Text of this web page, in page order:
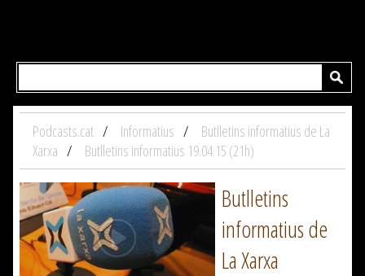
Podcasts.cat Informatius
Butlletins informatius de La
Xarxa
Butlletins informatius 19.04.15 (21h)
Butlletins
informatius de
La Xarxa